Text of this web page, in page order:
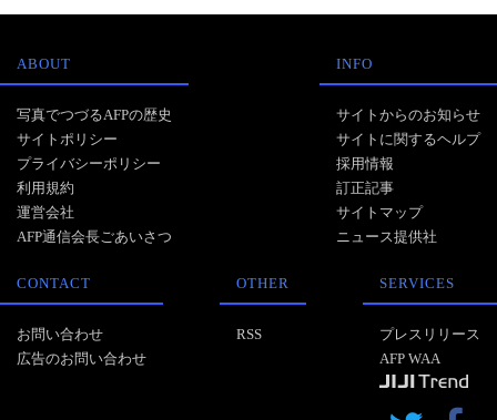
ABOUT
写真でつづるAFPの歴史
サイトポリシー
プライバシーポリシー
利用規約
運営会社
AFP通信会長ごあいさつ
INFO
サイトからのお知らせ
サイトに関するヘルプ
採用情報
訂正記事
サイトマップ
ニュース提供社
CONTACT
お問い合わせ
広告のお問い合わせ
OTHER
RSS
SERVICES
プレスリリース
AFP WAA